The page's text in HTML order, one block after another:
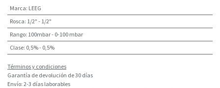
Marca: LEEG
Rosca: 1/2" - 1/2"
Rango: 100mbar - 0-100 mbar
Clase: 0,5% - 0,5%
Términos y condiciones
Garantía de devolución de 30 días
Envío: 2-3 días laborables